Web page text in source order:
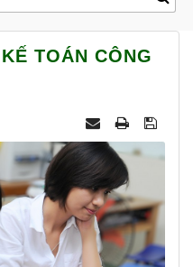
-
TOÁN CÔNG